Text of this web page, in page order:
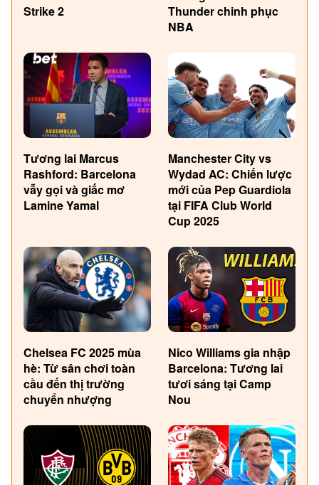
Strike 2
Thunder chinh phục
NBA
Tương lai Marcus
Rashford: Barcelona
vẫy gọi và giấc mơ
Lamine Yamal
Manchester City vs
Wydad AC: Chiến lược
mới của Pep Guardiola
tại FIFA Club World
Cup 2025
Chelsea FC 2025 mùa
hè: Từ sân chơi toàn
cầu đến thị trường
chuyển nhượng
Nico Williams gia nhập
Barcelona: Tương lai
tươi sáng tại Camp
Nou